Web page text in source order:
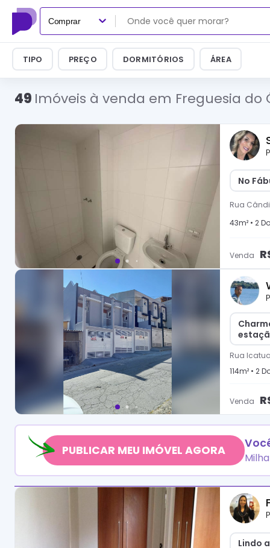
Comprar
TIPO PREÇO DORMITÓRIOS ÁREA
49 Imóveis à venda em Freguesia do
No
Rua
43m² • 2
Venda
Rua
114m² • 2
Venda
PUBLICAR MEU IMÓVEL AGORA
Lindo